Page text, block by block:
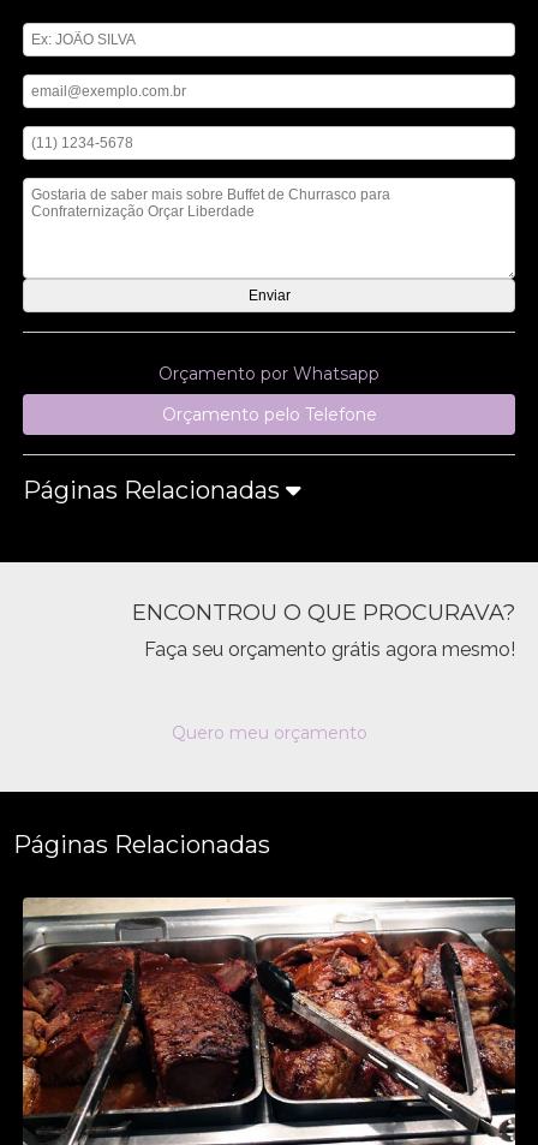
Orçamento por Whatsapp
Orçamento pelo Telefone
Páginas Relacionadas
ENCONTROU O QUE PROCURAVA?
Faça seu orçamento grátis agora mesmo!
Quero meu orçamento
Páginas Relacionadas